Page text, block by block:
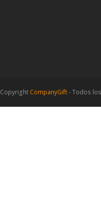
Copyright CompanyGift- Todos